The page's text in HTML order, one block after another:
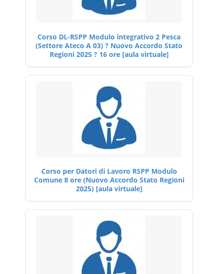
Corso DL-RSPP Modulo integrativo 2 Pesca
(Settore Ateco A 03) ? Nuovo Accordo Stato
Regioni 2025 ? 16 ore [aula virtuale]
Corso per Datori di Lavoro RSPP Modulo
Comune 8 ore (Nuovo Accordo Stato Regioni
2025) [aula virtuale]